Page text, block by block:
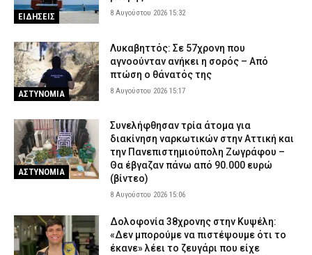
ΕΙΔΗΣΕΙΣ 8 Αυγούστου 2026 15:32
ΑΣΤΥΝΟΜΙΑ
Λυκαβηττός: Σε 57χρονη που
αγνοούνταν ανήκει η σορός – Από
πτώση ο θάνατός της
8 Αυγούστου 2026 15:17
ΑΣΤΥΝΟΜΙΑ
Συνελήφθησαν τρία άτομα για
διακίνηση ναρκωτικών στην Αττική και
την Πανεπιστημιούπολη Ζωγράφου –
Θα έβγαζαν πάνω από 90.000 ευρώ
(βίντεο)
8 Αυγούστου 2026 15:06
Δολοφονία 38χρονης στην Κυψέλη:
«Δεν μπορούμε να πιστέψουμε ότι το
έκανε» λέει το ζευγάρι που είχε